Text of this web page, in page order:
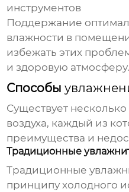
инструментов
Поддержание
влажности в
избежать этих
и здоровую атмосферу.
Способы
Существует
воздуха, каждый из
преимущества и
Традиционные
Традиционные
принципу холодного